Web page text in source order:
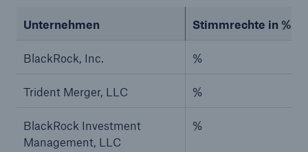
Unternehmen Stimmrechte in %,
BlackRock, Inc. %
Trident Merger, LLC %
BlackRock Investment
Management, LLC
%
Cyber-Lösungen von Munich Re
Navigation schließen oder Escape-Taste drücken
Home